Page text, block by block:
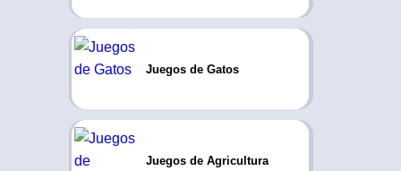
Juegos de Gatos
Juegos de Agricultura